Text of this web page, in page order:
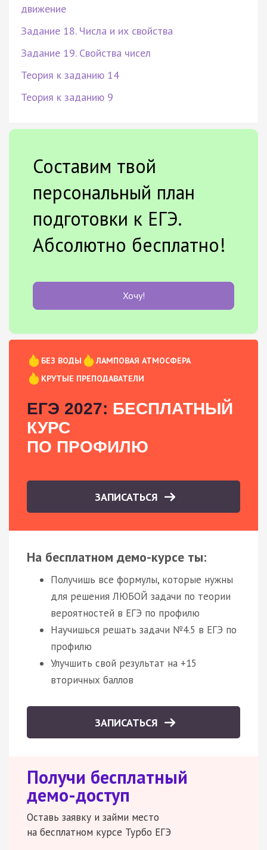
движение
Задание 18. Числа и их свойства
Задание 19. Свойства чисел
Теория к заданию 14
Теория к заданию 9
Составим твой
персональный план
подготовки к ЕГЭ.
Абсолютно бесплатно!
Хочу!
БЕЗ ВОДЫ
ЛАМПОВАЯ АТМОСФЕРА
КРУТЫЕ ПРЕПОДАВАТЕЛИ
ЕГЭ 2027: БЕСПЛАТНЫЙ
КУРС
ПО ПРОФИЛЮ
ЗАПИСАТЬСЯ
На бесплатном демо-курсе ты:
Получишь все формулы, которые нужны
для решения ЛЮБОЙ задачи по теории
вероятностей в ЕГЭ по профилю
Научишься решать задачи №4.5 в ЕГЭ по
профилю
Улучшить свой результат на +15
вторичных баллов
ЗАПИСАТЬСЯ
Получи бесплатный
демо-доступ
Оставь заявку и займи место
на бесплатном курсе Турбо ЕГЭ